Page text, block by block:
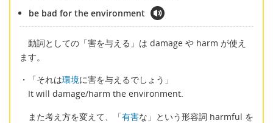
be bad for the environment
動詞としての「害を与える」は damage や harm が使え
ます。
・「それは環境に害を与えるでしょう」
It will damage/harm the environment.
また考え方を変えて、「有害な」という形容詞 harmful を